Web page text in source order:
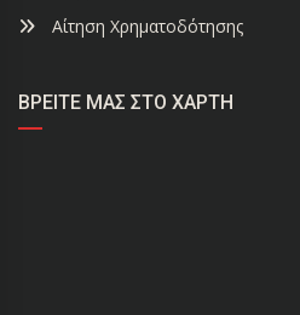
Αίτηση Χρηματοδότησης
ΒΡΕΊΤΕ ΜΑΣ ΣΤΟ ΧΆΡΤΗ